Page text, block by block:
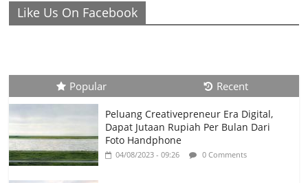
26/01/2023 - 16:28
0 Comments
Like Us On Facebook
Popular Recent
Peluang Creativepreneur Era Digital,
Dapat Jutaan Rupiah Per Bulan Dari
Foto Handphone
04/08/2023 - 09:26 0 Comments